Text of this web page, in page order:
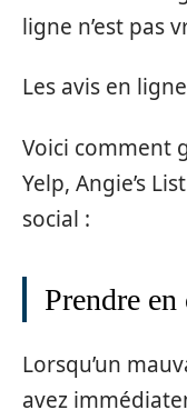
ligne n’est pas
Les avis en
Voici comment
Yelp, Angie’s
social :
Prendre
Lorsqu’un
avez